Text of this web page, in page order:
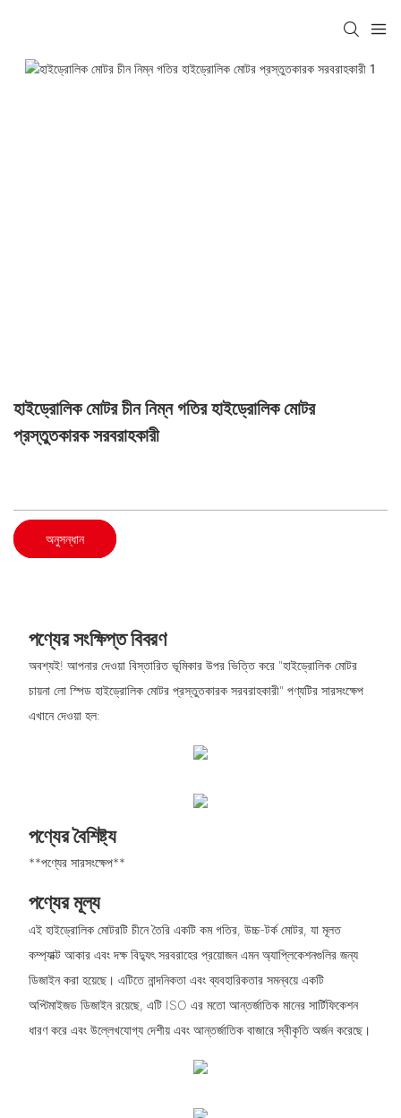
হাইড্রোলিক মোটর চীন নিম্ন গতির হাইড্রোলিক মোটর
প্রস্তুতকারক সরবরাহকারী
অনুসন্ধান
পণ্যের সংক্ষিপ্ত বিবরণ
অবশ্যই! আপনার দেওয়া বিস্তারিত ভূমিকার উপর ভিত্তি করে "হাইড্রোলিক মোটর
চায়না লো স্পিড হাইড্রোলিক মোটর প্রস্তুতকারক সরবরাহকারী" পণ্যটির সারসংক্ষেপ
এখানে দেওয়া হল:
পণ্যের বৈশিষ্ট্য
**পণ্যের সারসংক্ষেপ**
পণ্যের মূল্য
এই হাইড্রোলিক মোটরটি চীনে তৈরি একটি কম গতির, উচ্চ-টর্ক মোটর, যা মূলত
কম্প্যাক্ট আকার এবং দক্ষ বিদ্যুৎ সরবরাহের প্রয়োজন এমন অ্যাপ্লিকেশনগুলির জন্য
ডিজাইন করা হয়েছে। এটিতে নান্দনিকতা এবং ব্যবহারিকতার সমন্বয়ে একটি
অপ্টিমাইজড ডিজাইন রয়েছে, এটি ISO এর মতো আন্তর্জাতিক মানের সার্টিফিকেশন
ধারণ করে এবং উল্লেখযোগ্য দেশীয় এবং আন্তর্জাতিক বাজারে স্বীকৃতি অর্জন করেছে।